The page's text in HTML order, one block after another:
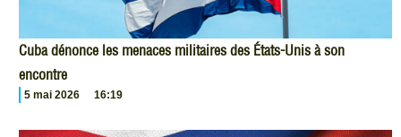
Cuba dénonce les menaces militaires des États-Unis à son
encontre
5 mai 2026 16:19